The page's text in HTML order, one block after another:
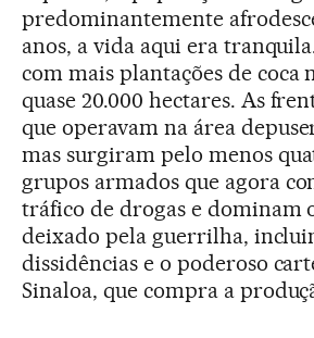
predominantemente
anos, a vida aqui era
com mais plantações de coca
quase 20.000 hectares. As
que operavam na área
mas surgiram pelo menos
grupos armados que agora
tráfico de drogas e dominam
deixado pela guerrilha,
dissidências e o poderoso
Sinaloa, que compra a